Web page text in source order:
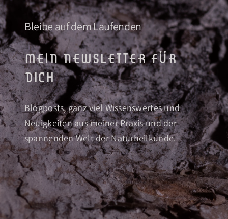
Bleibe auf dem Laufenden
mein newsletter für
dich
Blogposts, ganz viel Wissenswertes und
Neuigkeiten aus meiner Praxis und der
spannenden Welt der Naturheilkunde.